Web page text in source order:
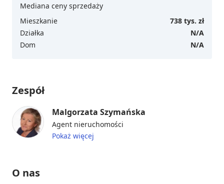
Mediana ceny sprzedaży
Mieszkanie
738 tys. zł
Działka
N/A
Dom
N/A
Zespół
Malgorzata Szymańska
Agent nieruchomości
Pokaż więcej
O nas